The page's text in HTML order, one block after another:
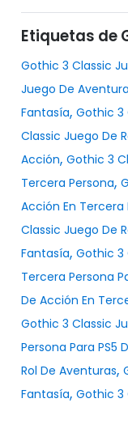
Etiquetas de
Gothic 3 Classic
Juego De
Fantasía, Gothic 3
Classic Juego De
Acción, Gothic 3
Tercera Persona,
Acción En Tercera
Classic Juego De
Fantasía, Gothic 3
Tercera Persona
De Acción En
Gothic 3 Classic
Persona Para PS5
Rol De Aventuras,
Fantasía, Gothic 3